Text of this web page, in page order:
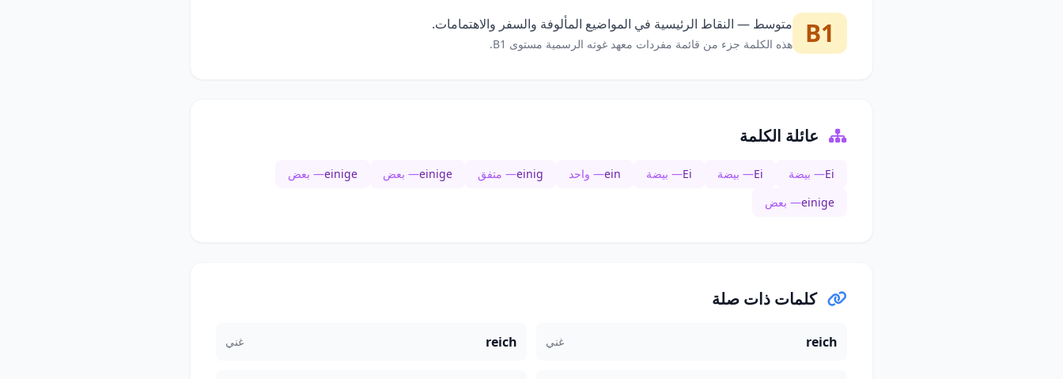
B1 متوسط — النقاط الرئيسية في المواضيع المألوفة والسفر والاهتمامات.
هذه الكلمة جزء من قائمة مفردات معهد غوته الرسمية مستوى B1.
عائلة الكلمة
Ei— بيضة Ei— بيضة Ei— بيضة ein— واحد einig— متفق einige— بعض einige— بعض
einige— بعض
كلمات ذات صلة
reich غني reich غني